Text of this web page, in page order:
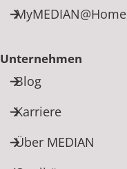
MyMEDIAN@Home
Unternehmen
Blog
Karriere
Über MEDIAN